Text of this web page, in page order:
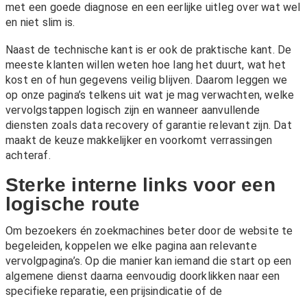
met een goede diagnose en een eerlijke uitleg over wat wel
en niet slim is.
Naast de technische kant is er ook de praktische kant. De
meeste klanten willen weten hoe lang het duurt, wat het
kost en of hun gegevens veilig blijven. Daarom leggen we
op onze pagina’s telkens uit wat je mag verwachten, welke
vervolgstappen logisch zijn en wanneer aanvullende
diensten zoals data recovery ofgarantie relevant zijn. Dat
maakt de keuze makkelijker en voorkomt verrassingen
achteraf.
Sterke interne links voor een
logische route
Om bezoekers én zoekmachines beter door de website te
begeleiden, koppelen we elke pagina aan relevante
vervolgpagina’s. Op die manier kan iemand die start op een
algemene dienst daarna eenvoudig doorklikken naar een
specifieke reparatie, een prijsindicatie of de